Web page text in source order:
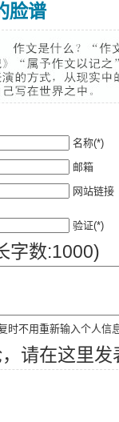
脸谱
名称(*)
邮箱
网站链接
验证(*)
字数:1000)
时不用重新输入个人信
请在这里发